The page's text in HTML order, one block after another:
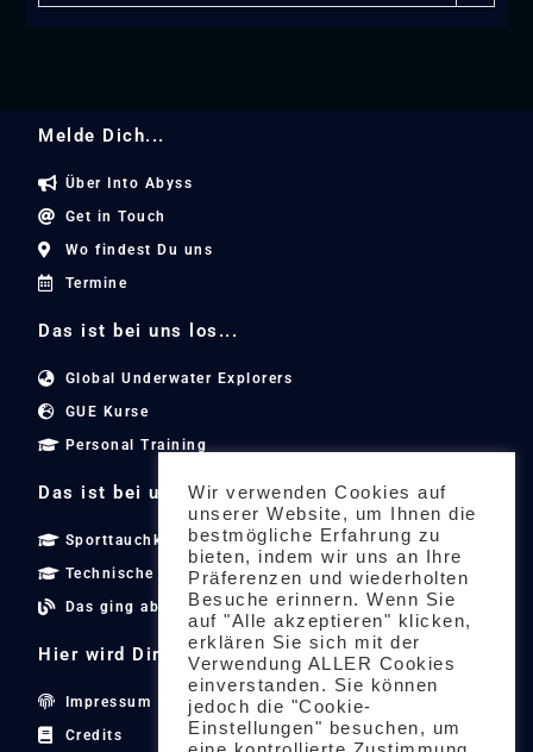
Melde Dich...
Über Into Abyss
Get in Touch
Wo findest Du uns
Termine
Das ist bei uns los...
Global Underwater Explorers
GUE Kurse
Personal Training
Das ist bei uns los...
Sporttauchkurse
Technische Tauchkurse
Das ging ab
Hier wird Dir geholfen...
Impressum
Credits
Wir verwenden Cookies auf
unserer Website, um Ihnen die
bestmögliche Erfahrung zu
bieten, indem wir uns an Ihre
Präferenzen und wiederholten
Besuche erinnern. Wenn Sie
auf "Alle akzeptieren" klicken,
erklären Sie sich mit der
Verwendung ALLER Cookies
einverstanden. Sie können
jedoch die "Cookie-
Einstellungen" besuchen, um